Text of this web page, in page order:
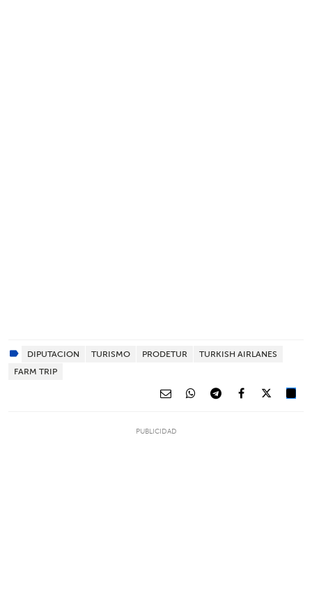
DIPUTACION TURISMO PRODETUR
TURKISH AIRLANES
FARM TRIP